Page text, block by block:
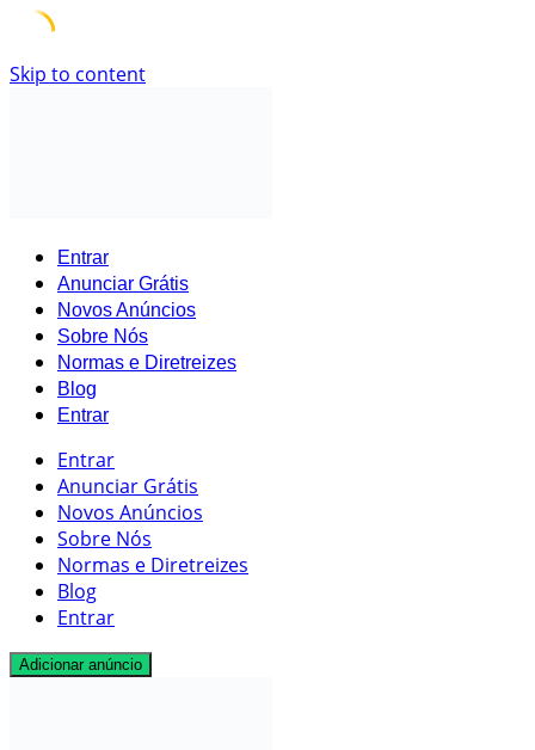
Skip to content
Entrar
Anunciar Grátis
Novos Anúncios
Sobre Nós
Normas e Diretreizes
Blog
Entrar
Entrar
Anunciar Grátis
Novos Anúncios
Sobre Nós
Normas e Diretreizes
Blog
Entrar
Adicionar anúncio